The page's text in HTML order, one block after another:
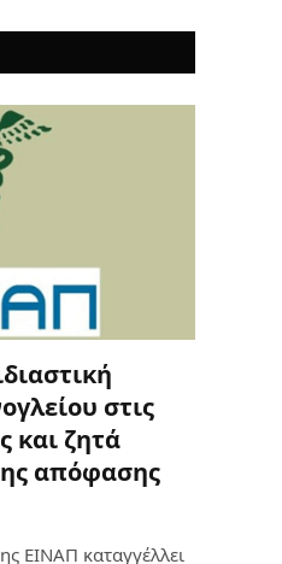
στις
και ζητά
απόφασης
ΕΙΝΑΠ καταγγέλλει